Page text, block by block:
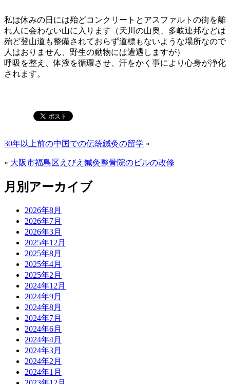
私は休みの日には殆どコンクリートとアスファルトの街を離
れ人に会わない山に入ります（天川の山奥、多岐連邦などは
殆ど登山道も整備されておらず道標もないような場所なので
人はおりません、野生の動物には遭遇しますが）
呼吸を整え、体液を循環させ、汗をかく事により心身が浄化
されます。
30年以上前の中国での伝統鍼灸の留学 »
« 大阪市福島区えびえ鍼灸整骨院のビルの改修
月別アーカイブ
2026年8月
2026年7月
2026年3月
2025年12月
2025年8月
2025年4月
2025年2月
2024年12月
2024年9月
2024年8月
2024年7月
2024年6月
2024年4月
2024年3月
2024年2月
2024年1月